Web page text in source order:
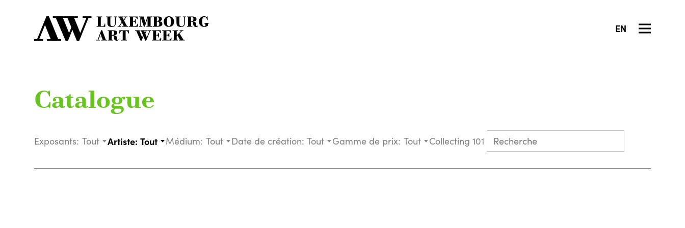
EN
Catalogue
Exposants: Tout Artiste: Tout Médium: Tout Date de création: Tout Gamme de prix: Tout Collecting 101